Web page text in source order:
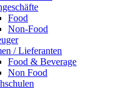
Food
Non-Food
/ Lieferanten
Food & Beverage
Non Food